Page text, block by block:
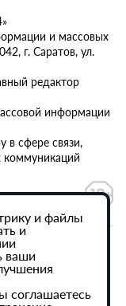
и массовых
г. Саратов, ул.
редактор
информации
в сфере связи,
данных
и файлы
и
ваши
соглашаетесь